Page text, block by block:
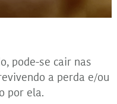
pode-se cair nas
a perda e/ou
por ela.